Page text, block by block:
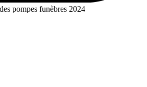
pompes funèbres 2024